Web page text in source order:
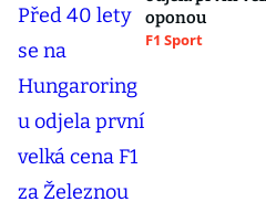
oponou
F1 Sport